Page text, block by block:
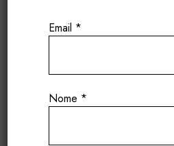
Email *
Nome *